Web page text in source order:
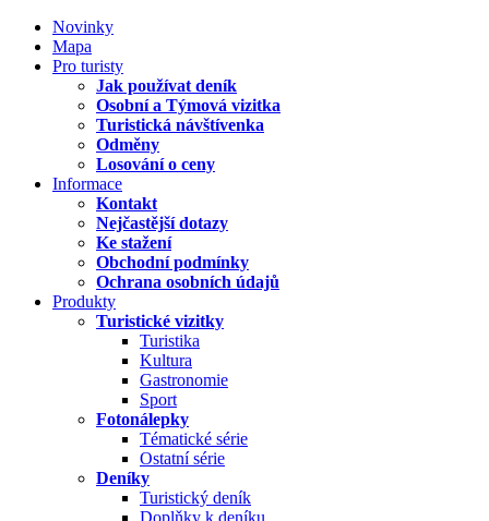
Novinky
Mapa
Pro turisty
Jak používat deník
Osobní a Týmová vizitka
Turistická návštívenka
Odměny
Losování o ceny
Informace
Kontakt
Nejčastější dotazy
Ke stažení
Obchodní podmínky
Ochrana osobních údajů
Produkty
Turistické vizitky
Turistika
Kultura
Gastronomie
Sport
Fotonálepky
Tématické série
Ostatní série
Deníky
Turistický deník
Doplňky k deníku